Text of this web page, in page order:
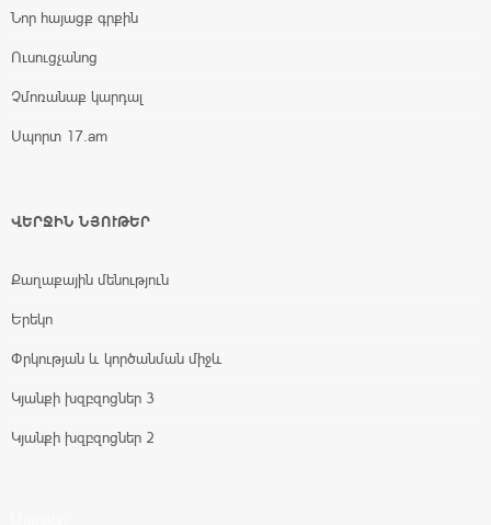
Նոր հայացք գրքին
Ուսուցչանոց
Չմոռանաք կարդալ
Սպորտ 17.am
ՎԵՐՋԻՆ ՆՅՈՒԹԵՐ
Քաղաքային մենություն
Երեկո
Փրկության և կործանման միջև
Կյանքի խզբզոցներ 3
Կյանքի խզբզոցներ 2